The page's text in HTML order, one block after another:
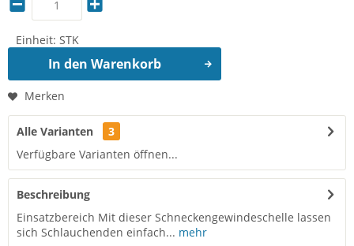
Einheit: STK
In den Warenkorb
Merken
Alle Varianten
3
Verfügbare Varianten öffnen...
Beschreibung
Einsatzbereich Mit dieser Schneckengewindeschelle lassen
sich Schlauchenden einfach... mehr